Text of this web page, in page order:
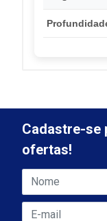
Cadastre-se
ofertas!